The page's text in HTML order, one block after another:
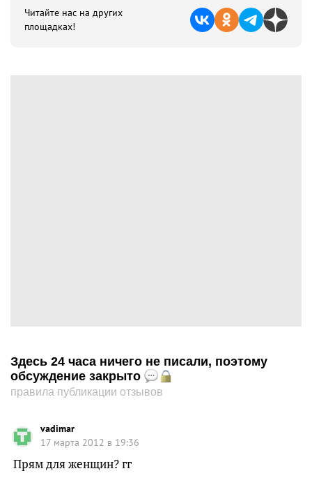
Читайте нас на других
площадках!
Здесь 24 часа ничего не писали, поэтому
обсуждение закрыто
правила публикации отзывов
vadimar
17 марта 2012 в 19:36
Прям для женщин? гг